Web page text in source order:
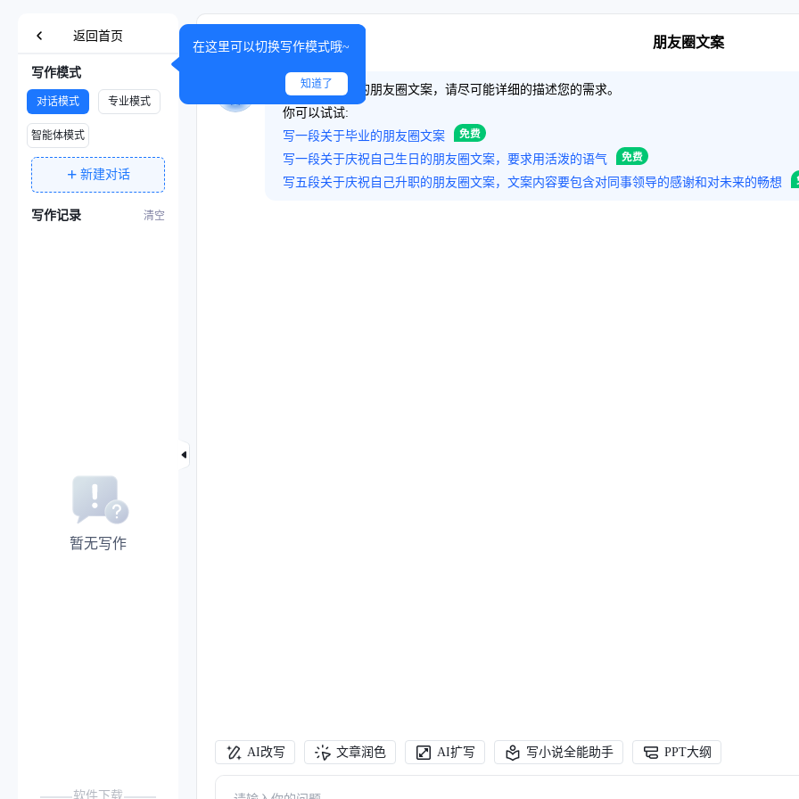
返回首页
写作模式
对话模式 专业模式
智能体模式
在这里可以切换写作模式哦~
知道了
+ 新建对话
写作记录 清空
暂无写作
软件下载
朋友圈文案
生成个性鲜明的朋友圈文案，请尽可能详细的描述您的需求。
你可以试试:
写一段关于毕业的朋友圈文案
写一段关于庆祝自己生日的朋友圈文案，要求用活泼的语气
写五段关于庆祝自己升职的朋友圈文案，文案内容要包含对同事领导的感谢和对未来的畅想
AI改写 文章润色 AI扩写 写小说全能助手 PPT大纲